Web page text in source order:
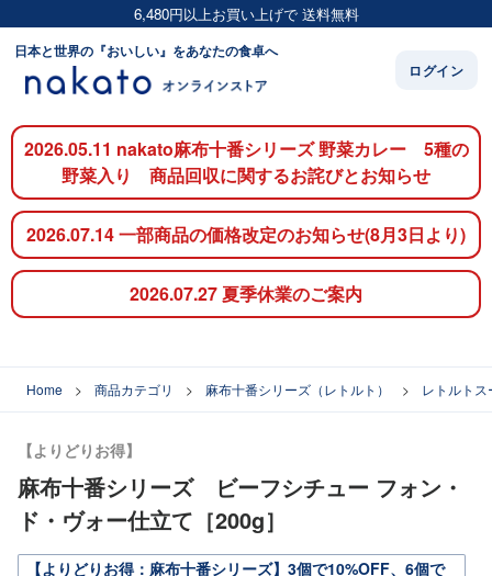
6,480円以上お買い上げで 送料無料
日本と世界の『おいしい』をあなたの食卓へ
ログイン
2026.05.11 nakato麻布十番シリーズ 野菜カレー 5種の
野菜入り 商品回収に関するお詫びとお知らせ
2026.07.14 一部商品の価格改定のお知らせ(8月3日より)
2026.07.27 夏季休業のご案内
Home 商品カテゴリ 麻布十番シリーズ（レトルト） レトルト
【よりどりお得】
麻布十番シリーズ ビーフシチュー フォン・
ド・ヴォー仕立て［200g］
【よりどりお得：麻布十番シリーズ】3個で10%OFF、6個で